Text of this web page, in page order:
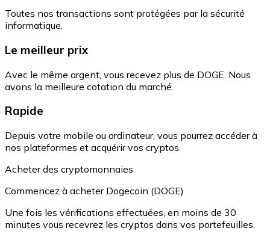
Toutes nos transactions sont protégées par la sécurité
informatique.
Le meilleur prix
Avec le même argent, vous recevez plus de DOGE. Nous
avons la meilleure cotation du marché.
Rapide
Depuis votre mobile ou ordinateur, vous pourrez accéder à
nos plateformes et acquérir vos cryptos.
Acheter des cryptomonnaies
Commencez à acheter Dogecoin (DOGE)
Une fois les vérifications effectuées, en moins de 30
minutes vous recevrez les cryptos dans vos portefeuilles.